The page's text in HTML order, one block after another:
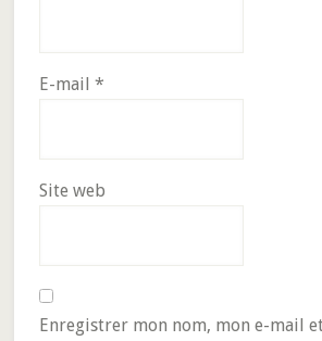
E-mail *
Site web
Enregistrer mon nom, mon e-mail